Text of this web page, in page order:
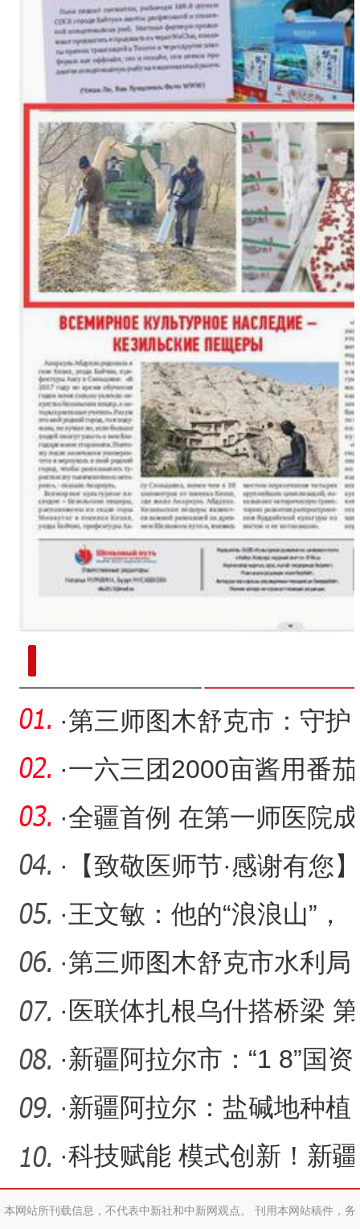
新疆奇台县江布拉克景区万
·第三师图木舒克市：守护
绿水青山 绘就生态画卷
·一六三团2000亩酱用番茄
获丰收 机械化采收忙
·全疆首例 在第一师医院成
功施行
·
【致敬医师节·感谢有您】
亲爱的医生，我想对您说
·王文敏：他的“浪浪山”，
变成了兵团这片热土
·第三师图木舒克市水利局
召开2025年上半年工作总
结
· 医联体扎根乌什搭桥梁 第
一师医院专家送诊传技强
基
·新疆阿拉尔市：“1 8”国资
监管体系建设初见成效
·新疆阿拉尔：盐碱地种植
的食葵“飘香”国内外市场
·科技赋能 模式创新！新疆
阿拉尔市让粮食产业“链”
本网站所刊载信息，不代表中新社和中新网观点。 刊用本网站稿件，务